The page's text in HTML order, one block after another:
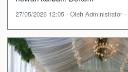
27/05/2026 12:05 - Oleh Administrator